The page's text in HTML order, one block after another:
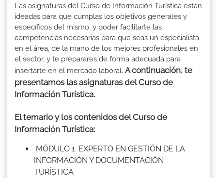
Las asignaturas del Curso de Información Turística están
ideadas para que cumplas los objetivos generales y
específicos del mismo, y poder facilitarte las
competencias necesarias para que seas un especialista
en el área, de la mano de los mejores profesionales en
el sector, y te preparares de forma adecuada para
insertarte en el mercado laboral. A continuación, te
presentamos las asignaturas del Curso de
Información Turística.
El temario y los contenidos del Curso de
Información Turística:
MÓDULO 1. EXPERTO EN GESTIÓN DE LA
INFORMACIÓN Y DOCUMENTACIÓN
TURÍSTICA